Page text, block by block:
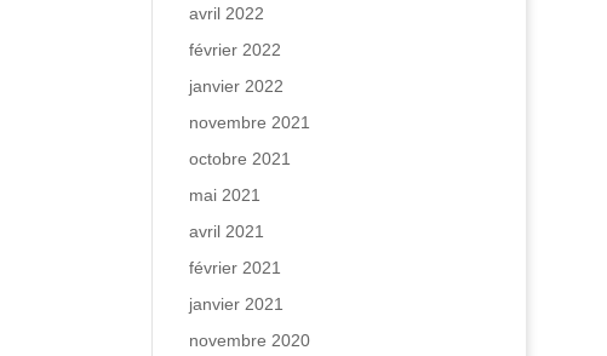
avril 2022
février 2022
janvier 2022
novembre 2021
octobre 2021
mai 2021
avril 2021
février 2021
janvier 2021
novembre 2020